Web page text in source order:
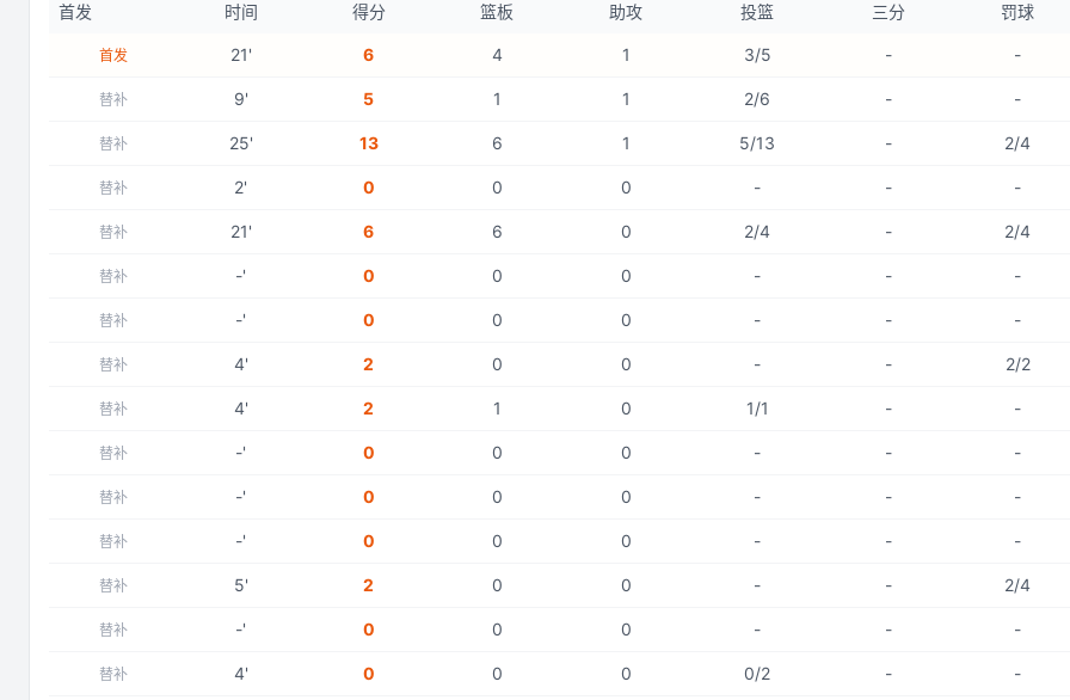
首发 时间 得分 篮板 助攻 投篮 三分 罚球
首发 21' 6 4 1 3/5 - -
替补 9' 5 1 1 2/6 - -
替补 25' 13 6 1 5/13 - 2/4
替补 2' 0 0 0 - - -
替补 21' 6 6 0 2/4 - 2/4
替补 -' 0 0 0 - - -
替补 -' 0 0 0 - - -
替补 4' 2 0 0 - - 2/2
替补 4' 2 1 0 1/1 - -
替补 -' 0 0 0 - - -
替补 -' 0 0 0 - - -
替补 -' 0 0 0 - - -
替补 5' 2 0 0 - - 2/4
替补 -' 0 0 0 - - -
替补 4' 0 0 0 0/2 - -